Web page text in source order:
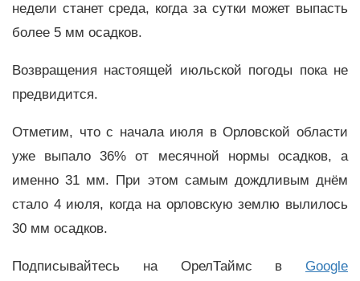
недели станет среда, когда за сутки может выпасть
более 5 мм осадков.
Возвращения настоящей июльской погоды пока не
предвидится.
Отметим, что с начала июля в Орловской области
уже выпало 36% от месячной нормы осадков, а
именно 31 мм. При этом самым дождливым днём
стало 4 июля, когда на орловскую землю вылилось
30 мм осадков.
Подписывайтесь на ОрелТаймс в Google